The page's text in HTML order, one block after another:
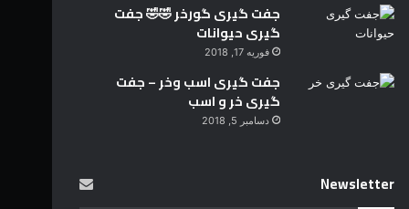
جفت گیری گورخر 🤣🤣 جفت
گیری حیوانات
فوریه 17, 2018
جفت گیری اسب وخر – جفت
گیری خر و اسب
دسامبر 5, 2018
Newsletter